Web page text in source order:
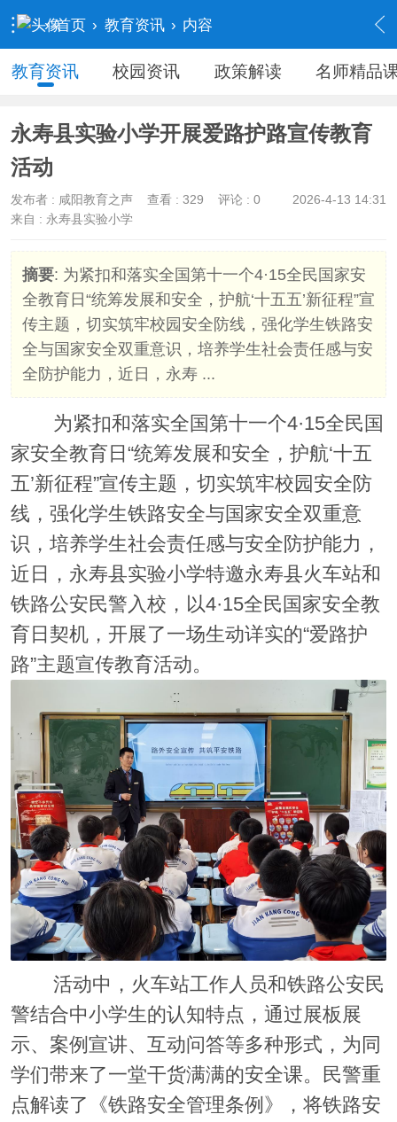
› 首页 › 教育资讯 › 内容
教育资讯 校园资讯 政策解读 名师精品
永寿县实验小学开展爱路护路宣传教育
活动
2026-4-13 14:31
发布者 : 咸阳教育之声 查看 : 329
评论 : 0
来自 : 永寿县实验小学
摘要: 为紧扣和落实全国第十一个4·15全民国家安
全教育日“统筹发展和安全，护航‘十五五’新征程”宣
传主题，切实筑牢校园安全防线，强化学生铁路安
全与国家安全双重意识，培养学生社会责任感与安
全防护能力，近日，永寿 ...
为紧扣和落实全国第十一个4·15全民国
家安全教育日“统筹发展和安全，护航‘十五
五’新征程”宣传主题，切实筑牢校园安全防
线，强化学生铁路安全与国家安全双重意
识，培养学生社会责任感与安全防护能力，
近日，永寿县实验小学特邀永寿县火车站和
铁路公安民警入校，以4·15全民国家安全教
育日契机，开展了一场生动详实的“爱路护
路”主题宣传教育活动。
活动中，火车站工作人员和铁路公安民
警结合中小学生的认知特点，通过展板展
示、案例宣讲、互动问答等多种形式，为同
学们带来了一堂干货满满的安全课。民警重
点解读了《铁路安全管理条例》，将铁路安